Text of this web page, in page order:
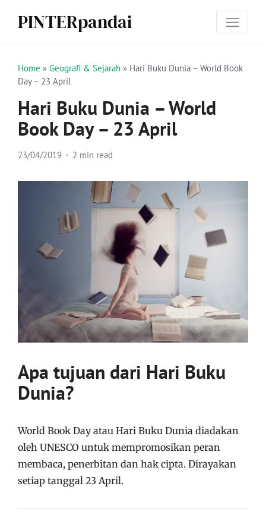
PINTERpandai
Home » Geografi & Sejarah » Hari Buku Dunia – World Book
Day – 23 April
Hari Buku Dunia – World
Book Day – 23 April
23/04/2019 2 min read
Apa tujuan dari Hari Buku
Dunia?
World Book Day atau Hari Buku Dunia diadakan
oleh UNESCO untuk mempromosikan peran
membaca, penerbitan dan hak cipta. Dirayakan
setiap tanggal 23 April.